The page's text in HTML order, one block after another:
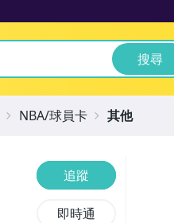
搜尋
追蹤
即時通
NBA/球員卡 其他